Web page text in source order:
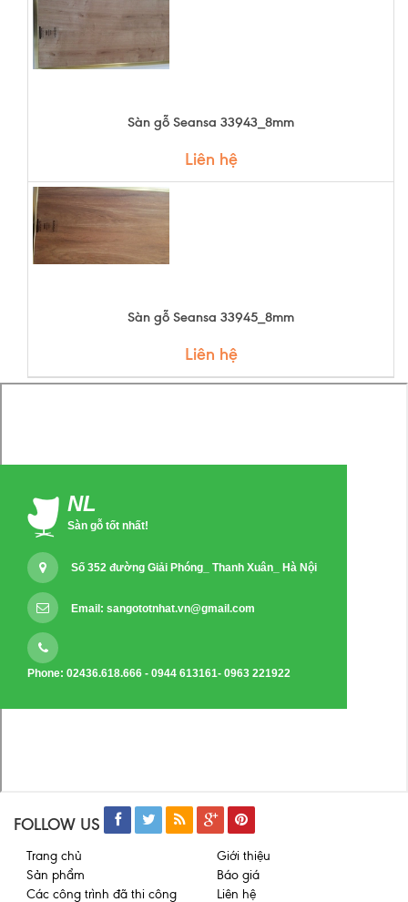
Sàn gỗ Seansa 33943_8mm
Liên hệ
Sàn gỗ Seansa 33945_8mm
Liên hệ
NL
Sàn gỗ tốt nhất!
Số 352 đường Giải Phóng_ Thanh Xuân_ Hà Nội
Email: sangototnhat.vn@gmail.com
Phone: 02436.618.666 - 0944 613161- 0963 221922
FOLLOW US
Trang chủ
Giới thiệu
Sản phẩm
Báo giá
Các công trình đã thi công
Liên hệ